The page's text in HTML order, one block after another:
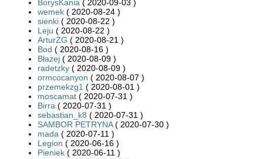
BorysKania ( 2020-09-03 )
wemek ( 2020-08-24 )
sienki ( 2020-08-22 )
Leju ( 2020-08-22 )
ArturZG ( 2020-08-21 )
Bod ( 2020-08-16 )
Błażej ( 2020-08-09 )
radetzky ( 2020-08-09 )
ormcocanyon ( 2020-08-07 )
przemekzg1 ( 2020-08-01 )
moscamat ( 2020-07-31 )
Birra ( 2020-07-31 )
sebastian_k8 ( 2020-07-31 )
SAMBOR PETRYNA( 2020-07-30 )
mada ( 2020-07-11 )
Legion ( 2020-06-16 )
Pieniek ( 2020-06-11 )